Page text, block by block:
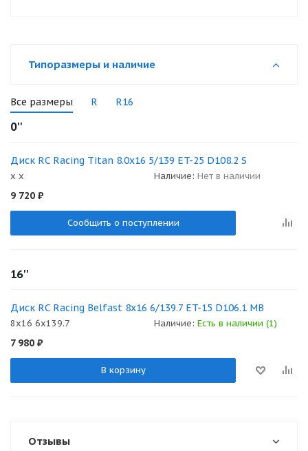
Типоразмеры и наличие
Все размеры R R16
0''
Диск RC Racing Titan 8.0x16 5/139 ET-25 D108.2 S
x x Наличие: Нет в наличии
9 720 ₽
Сообщить о поступлении
16''
Диск RC Racing Belfast 8x16 6/139.7 ET-15 D106.1 MB
8x16 6x139.7 Наличие: Есть в наличии (1)
7 980 ₽
В корзину
Отзывы